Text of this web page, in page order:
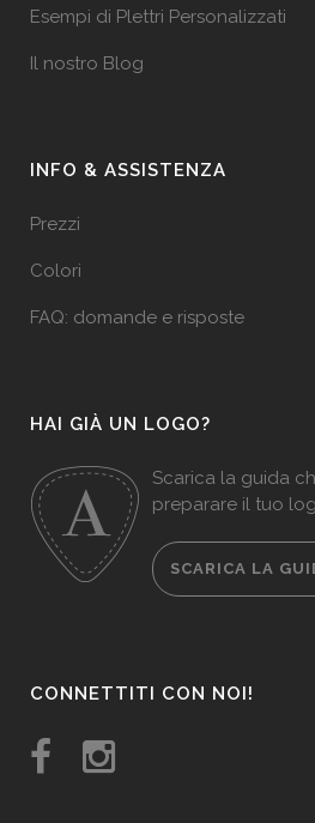
Esempi di Plettri Personalizzati
Il nostro Blog
INFO & ASSISTENZA
Prezzi
Colori
FAQ: domande e risposte
HAI GIÀ UN LOGO?
Scarica la guida
preparare il tuo
SCARICA LA
CONNETTITI CON NOI!